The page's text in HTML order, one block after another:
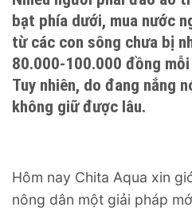
bạt phía dưới, mua nước
từ các con sông chưa bị
80.000-100.000 đồng
Tuy nhiên, do đang nắng
không giữ được lâu.
Hôm nay Chita Aqua xin
nông dân một giải pháp